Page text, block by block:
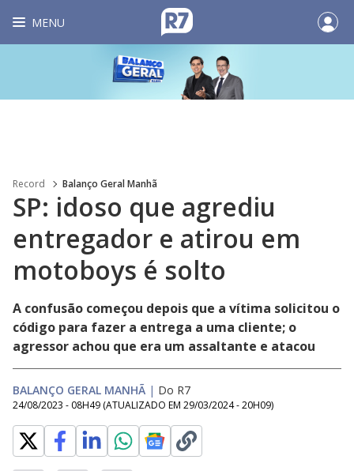
MENU
Record Balanço Geral Manhã
SP: idoso que agrediu
entregador e atirou em
motoboys é solto
A confusão começou depois que a vítima solicitou o
código para fazer a entrega a uma cliente; o
agressor achou que era um assaltante e atacou
BALANÇO GERAL MANHÃ | Do R7
24/08/2023 - 08H49 (ATUALIZADO EM 29/03/2024 - 20H09)